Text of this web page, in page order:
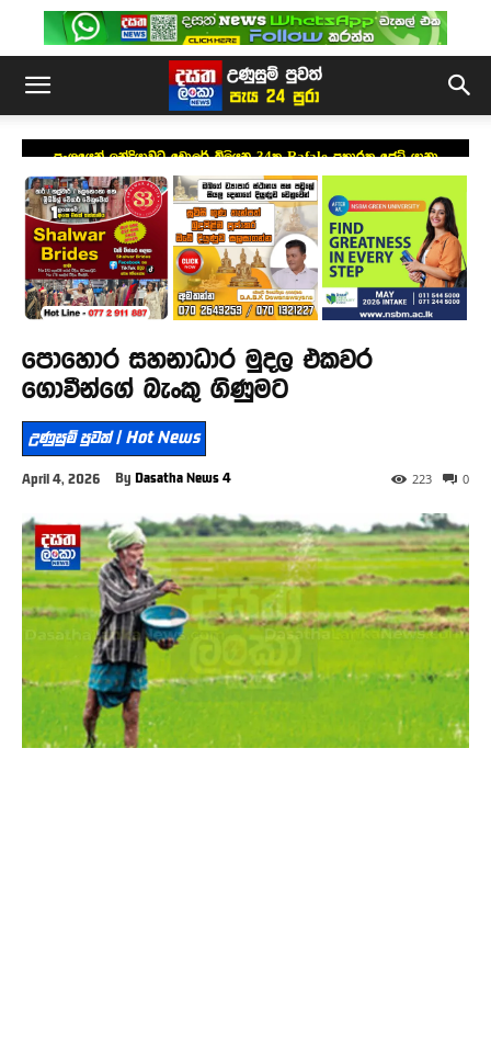
ප්‍රංශයෙන් ඉන්දියාවට ඩොලර් බිලියන 34ක Rafale ප්‍රහාරක ජෙට් යානා
යෝජනාවක්
පොහොර සහනාධාර මුදල එකවර
ගොවීන්ගේ බැංකු ගිණුමට
උණුසුම් පුවත් | Hot News
April 4, 2026 By Dasatha News 4 0
223